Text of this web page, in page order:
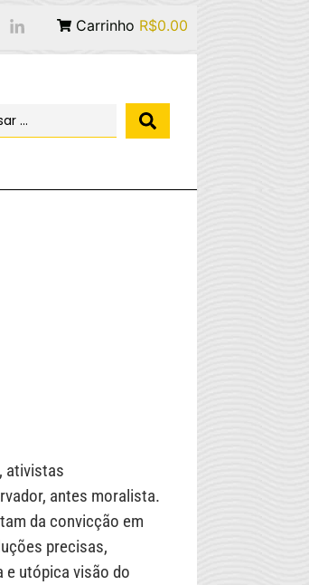
Carrinho R$0.00
ativistas
antes moralista.
da convicção em
precisas,
e utópica visão do